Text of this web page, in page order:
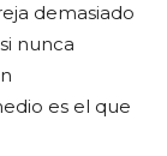
demasiado
nunca
es el que